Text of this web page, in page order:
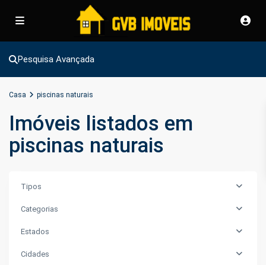
Pesquisa Avançada
Casa piscinas naturais
Imóveis listados em
piscinas naturais
Tipos
Categorias
Estados
Cidades